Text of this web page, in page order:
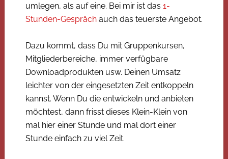
umlegen, als auf eine. Bei mir ist das 1-
Stunden-Gesprächauch das teuerste Angebot.
Dazu kommt, dass Du mit Gruppenkursen,
Mitgliederbereiche, immer verfügbare
Downloadprodukten usw. Deinen Umsatz
leichter von der eingesetzten Zeit entkoppeln
kannst. Wenn Du die entwickeln und anbieten
möchtest, dann frisst dieses Klein-Klein von
mal hier einer Stunde und mal dort einer
Stunde einfach zu viel Zeit.